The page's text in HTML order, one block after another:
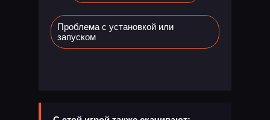
Проблема с установкой или
запуском